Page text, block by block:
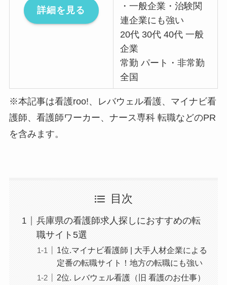
詳細を見る
・一般企業・治験関
連企業にも強い
20代 30代 40代 一般
企業
常勤 パート・非常勤
全国
※本記事は看護roo!、レバウェル看護、マイナビ看
護師、看護師ワーカー、ナース専科 転職などのPR
を含みます。
目次
兵庫県の看護師求人探しにおすすめの転
職サイト5選
1位.マイナビ看護師 | 大手人材企業による
定番の転職サイト！地方の転職にも強い
2位. レバウェル看護（旧 看護のお仕事）